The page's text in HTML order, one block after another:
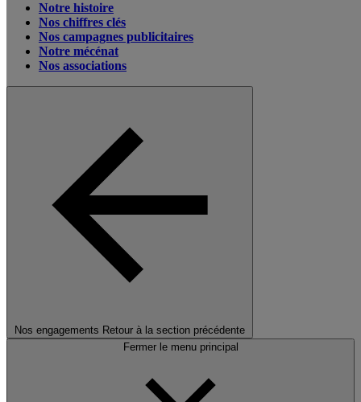
Notre histoire
Nos chiffres clés
Nos campagnes publicitaires
Notre mécénat
Nos associations
Nos engagements Retour à la section précédente
Fermer le menu principal